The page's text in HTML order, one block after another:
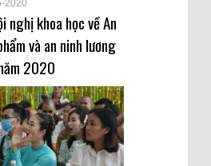
2020
nghị khoa học về An
và an ninh lương
2020